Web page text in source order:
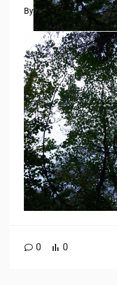
By Tempei Takeuchi
0 0